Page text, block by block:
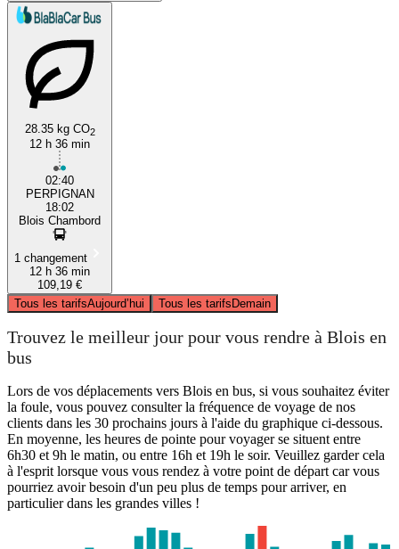
28.35 kg CO2
12 h 36 min
02:40
PERPIGNAN
18:02
Blois Chambord
1 changement
12 h 36 min
109,19 €
Tous les tarifsAujourd’hui Tous les tarifsDemain
Trouvez le meilleur jour pour vous rendre à Blois en
bus
Lors de vos déplacements vers Blois en bus, si vous souhaitez éviter
la foule, vous pouvez consulter la fréquence de voyage de nos
clients dans les 30 prochains jours à l'aide du graphique ci-dessous.
En moyenne, les heures de pointe pour voyager se situent entre
6h30 et 9h le matin, ou entre 16h et 19h le soir. Veuillez garder cela
à l'esprit lorsque vous vous rendez à votre point de départ car vous
pourriez avoir besoin d'un peu plus de temps pour arriver, en
particulier dans les grandes villes !